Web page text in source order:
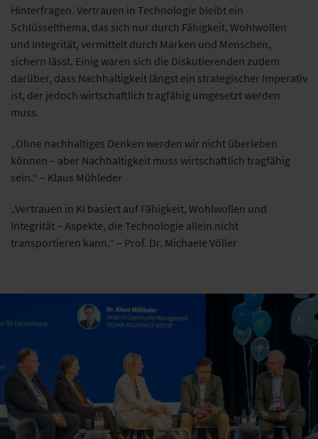
Hinterfragen. Vertrauen in Technologie bleibt ein
Schlüsselthema, das sich nur durch Fähigkeit, Wohlwollen
und Integrität, vermittelt durch Marken und Menschen,
sichern lässt. Einig waren sich die Diskutierenden zudem
darüber, dass Nachhaltigkeit längst ein strategischer Imperativ
ist, der jedoch wirtschaftlich tragfähig umgesetzt werden
muss.
„Ohne nachhaltiges Denken werden wir nicht überleben
können – aber Nachhaltigkeit muss wirtschaftlich tragfähig
sein.“ – Klaus Mühleder
„Vertrauen in KI basiert auf Fähigkeit, Wohlwollen und
Integrität – Aspekte, die Technologie allein nicht
transportieren kann.“ – Prof. Dr. Michaele Völler